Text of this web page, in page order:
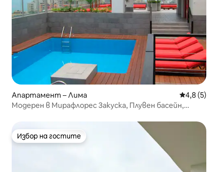
Апартамент – Лима Средна
4,8 (5)
Модерен в Мирафлорес Закуска, Плувен басейн,
Избор на гостите
Избор на гостите